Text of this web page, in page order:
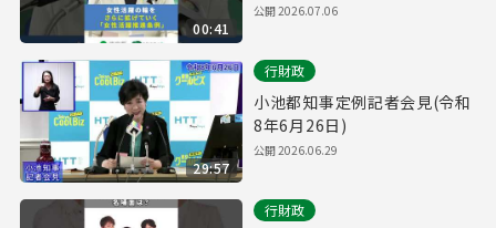
00:41
公開 2026.07.06
29:57
行財政
小池都知事定例記者会見(令和
8年6月26日)
公開 2026.06.29
行財政